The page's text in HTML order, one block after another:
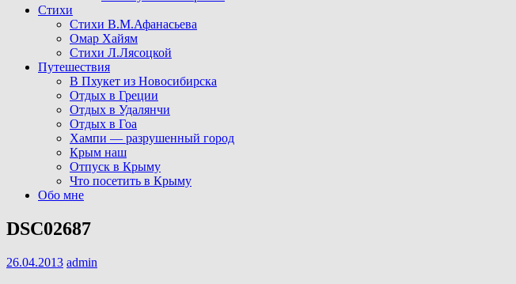
Стихи
Стихи В.М.Афанасьева
Омар Хайям
Стихи Л.Лясоцкой
Путешествия
В Пхукет из Новосибирска
Отдых в Греции
Отдых в Удалянчи
Отдых в Гоа
Хампи — разрушенный город
Крым наш
Отпуск в Крыму
Что посетить в Крыму
Обо мне
DSC02687
26.04.2013 admin